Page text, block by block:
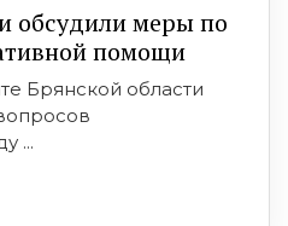
обсудили меры по
помощи
Брянской области
...